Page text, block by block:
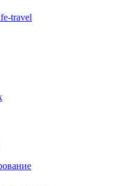
travel